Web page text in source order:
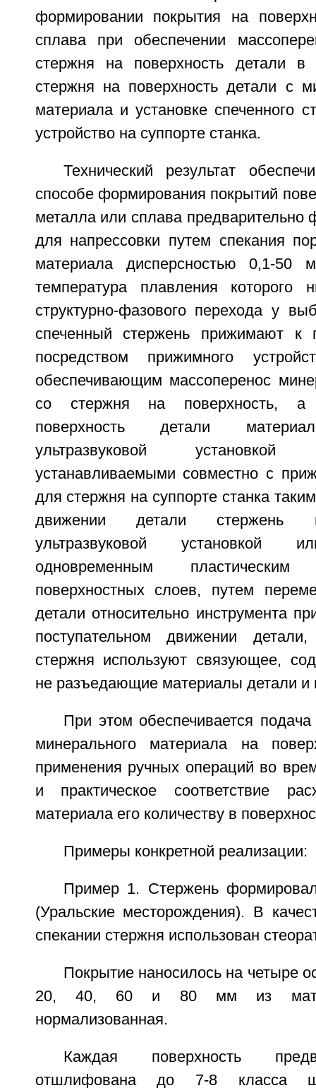
формировании покрытия на
сплава при обеспечении
стержня на поверхность детали в
стержня на поверхность детали с
материала и установке спеченного
устройство на суппорте станка.
Технический результат
способе формирования покрытий
металла или сплава предварительно
для напрессовки путем спекания
материала дисперсностью 0,1-50
температура плавления которого
структурно-фазового перехода у
спеченный стержень прижимают к
посредством прижимного
обеспечивающим массоперенос
со стержня на поверхность, а
поверхность детали
ультразвуковой
устанавливаемыми совместно с
для стержня на суппорте станка
движении детали стержень
ультразвуковой
одновременным пластическим
поверхностных слоев, путем
детали относительно инструмента
поступательном движении
стержня используют связующее,
не разъедающие материалы детали и
При этом обеспечивается подача
минерального материала на
применения ручных операций во
и практическое соответствие
материала его количеству в
Примеры конкретной реализации:
Пример 1. Стержень
(Уральские месторождения). В
спекании стержня использован
Покрытие наносилось на четыре
20, 40, 60 и 80 мм из
нормализованная.
Каждая поверхность
отшлифована до 7-8 класса